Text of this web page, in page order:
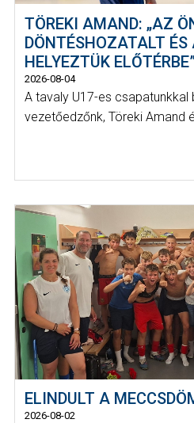
TÖREKI AMAND: „AZ
DÖNTÉSHOZATALT
HELYEZTÜK
2026-08-04
A tavaly U17-es
vezetőedzőnk, Töreki Amand
ELINDULT A
2026-08-02